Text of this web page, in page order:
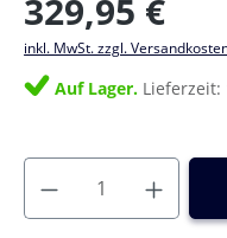
329,95 €
inkl. MwSt. zzgl.
Auf Lager. Lieferzeit: